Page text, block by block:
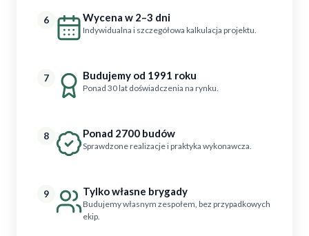
6 Wycena w 2–3 dni
Indywidualna i szczegółowa kalkulacja projektu.
7 Budujemy od 1991 roku
Ponad 30 lat doświadczenia na rynku.
8 Ponad 2700 budów
Sprawdzone realizacje i praktyka wykonawcza.
9 Tylko własne brygady
Budujemy własnym zespołem, bez przypadkowych
ekip.